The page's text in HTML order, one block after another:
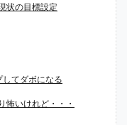
状の目標設定
てダボになる
怖いけれど・・・